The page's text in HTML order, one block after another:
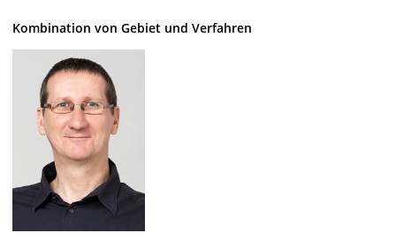
Kombination von Gebiet und Verfahren